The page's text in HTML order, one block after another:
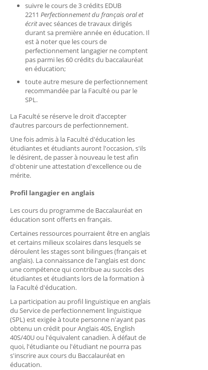
suivre le cours de 3 crédits EDUB
2211 Perfectionnement du français oralet
écritavec séances de travaux dirigés
durant sa première année en éducation. Il
est à noter que les cours de
perfectionnement langagier ne comptent
pas parmi les 60 crédits du baccalauréat
en éducation;
toute autre mesure de perfectionnement
recommandée par la Faculté ou par le
SPL.
La Faculté se réserve le droit d’accepter
d’autres parcours de perfectionnement.
Une fois admis à la Faculté d'éducation les
étudiantes et étudiants auront l'occasion, s'ils
le désirent, de passer à nouveau le test afin
d'obtenir une attestation d'excellence ou de
mérite.
Profil langagier en anglais
Les cours du programme de Baccalauréat en
éducation sont offerts en français.
Certaines ressources pourraient être en anglais
et certains milieux scolaires dans lesquels se
déroulent les stages sont bilingues (français et
anglais). La connaissance de l'anglais est donc
une compétence qui contribue au succès des
étudiantes et étudiants lors de la formation à
la Faculté d'éducation.
La participation au profil linguistique en anglais
du Service de perfectionnement linguistique
(SPL) est exigée à toute personne n'ayant pas
obtenu un crédit pour Anglais 40S, English
40S/40U ou l'équivalent canadien. À défaut de
quoi, l'étudiante ou l'étudiant ne pourra pas
s'inscrire aux cours du Baccalauréat en
éducation.